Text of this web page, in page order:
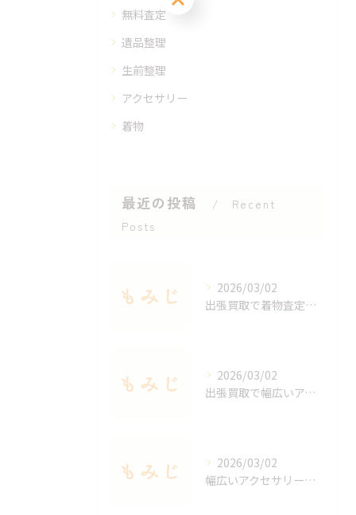
無料査定
遺品整理
生前整理
アクセサリー
着物
最近の投稿
Recent
Posts
2026/03/02
出張買取で着物査定のポイントと価値を見極める方法
2026/03/02
出張買取で幅広いアクセサリーを適正査定する秘訣
2026/03/02
幅広いアクセサリーを出張買取で手軽に査定する方法